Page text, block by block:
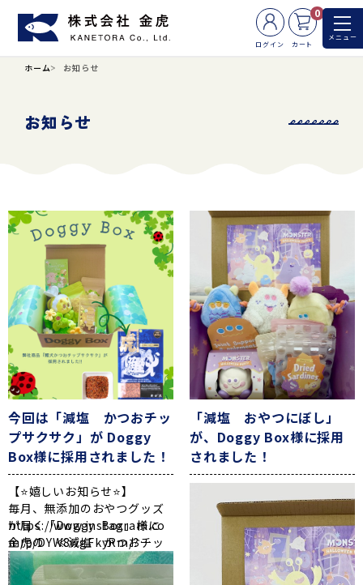
ログイン
0
カート
メニュー
ホーム お知らせ
お知らせ
今回は「減塩 かつおチッ
プサクサク」が Doggy
Box様に採用されました！
【⭐嬉しいお知らせ⭐】
毎月、無添加のおやつグッズ
が届く「Doggy Box」様に
金虎の ≪減塩 かつおチッ
プサクサク≫ を採用いただ
きました‼
https://www.instagram.co
m/p/DYW8wgFkyRm/?
img_index=12&igsh=MXJuc
Wtsdjl3bjR1NQ==
「減塩 おやつにぼし」
が、Doggy Box様に採用
されました！